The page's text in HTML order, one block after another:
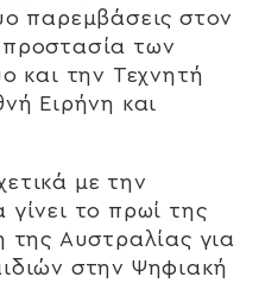
παρεμβάσεις στον
των
και την Τεχνητή
Ειρήνη και
με την
το πρωί της
της Αυστραλίας για
στην Ψηφιακή